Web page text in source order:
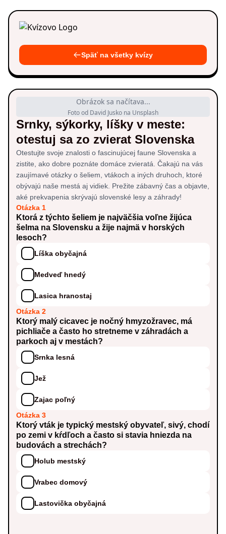
Späť na všetky kvízy
Obrázok sa načítava...
Foto od David Jusko na Unsplash
Srnky, sýkorky, líšky v meste:
otestuj sa zo zvierat Slovenska
Otestujte svoje znalosti o fascinujúcej faune Slovenska a
zistite, ako dobre poznáte domáce zvieratá. Čakajú na vás
zaujímavé otázky o šeliem, vtákoch a iných druhoch, ktoré
obývajú naše mestá aj vidiek. Prežite zábavný čas a objavte,
aké prekvapenia skrývajú slovenské lesy a záhrady!
Otázka 1
Ktorá z týchto šeliem je najväčšia voľne žijúca
šelma na Slovensku a žije najmä v horských
lesoch?
Líška obyčajná
Medveď hnedý
Lasica hranostaj
Otázka 2
Ktorý malý cicavec je nočný hmyzožravec, má
pichliače a často ho stretneme v záhradách a
parkoch aj v mestách?
Srnka lesná
Jež
Zajac poľný
Otázka 3
Ktorý vták je typický mestský obyvateľ, sivý, chodí
po zemi v kŕdľoch a často si stavia hniezda na
budovách a strechách?
Holub mestský
Vrabec domový
Lastovička obyčajná